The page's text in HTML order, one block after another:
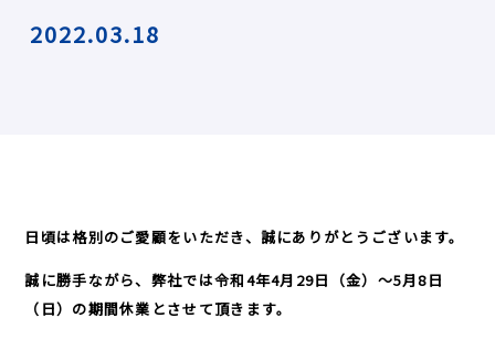
2022.03.18
日頃は格別のご愛顧をいただき、誠にありがとうございます。
誠に勝手ながら、弊社では令和4年4月29日（金）～5月8日
（日）の期間休業とさせて頂きます。